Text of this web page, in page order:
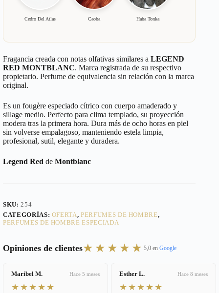
Cedro Del Atlas Caoba Haba Tonka
Fragancia creada con notas olfativas similares a LEGEND
RED MONTBLANC. Marca registrada de su respectivo
propietario. Perfume de equivalencia sin relación con la marca
original.
Es un fougère especiado cítrico con cuerpo amaderado y
sillage medio. Perfecto para clima templado, su proyección
modera tras la primera hora. Dura más de ocho horas en piel
sin volverse empalagoso, manteniendo estela limpia,
profesional, sutil, elegante y duradera.
Legend Red de Montblanc
SKU:254
CATEGORÍAS: OFERTA,PERFUMES DE HOMBRE,
PERFUMES DE HOMBRE ESPECIADA
Opiniones de clientes★★★★★ 5,0 en Google
Maribel M. Hace 5 meses
★★★★★
Esther L. Hace 8 meses
★★★★★